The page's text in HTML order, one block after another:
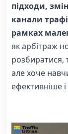
підходи,
канали
рамках
як арбітраж
розбиратися,
але хоче
ефективніше